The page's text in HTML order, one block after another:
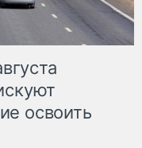
освоить